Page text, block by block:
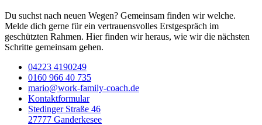
Du suchst nach neuen Wegen? Gemeinsam finden wir welche.
Melde dich gerne für ein vertrauensvolles Erstgespräch im
geschützten Rahmen. Hier finden wir heraus, wie wir die nächsten
Schritte gemeinsam gehen.
04223 4190249
0160 966 40 735
mario@work-family-coach.de
Kontaktformular
Stedinger Straße 46
27777 Ganderkesee